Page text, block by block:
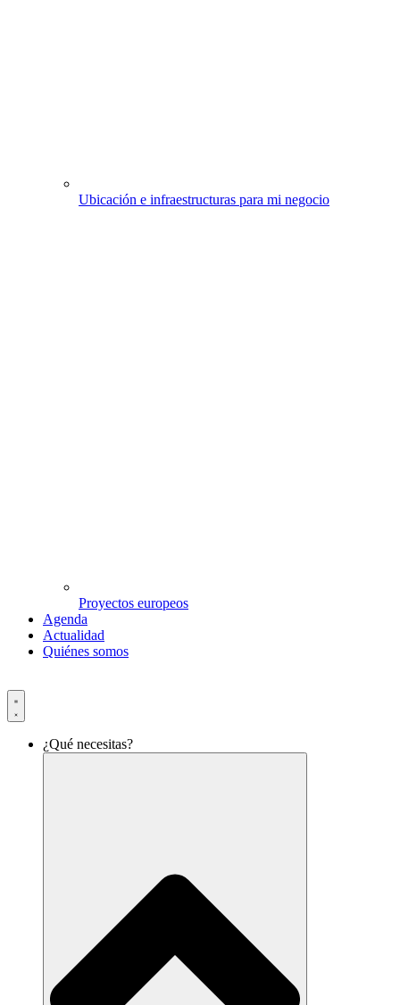
Ubicación e infraestructuras para mi negocio
Proyectos europeos
Agenda
Actualidad
Quiénes somos
¿Qué necesitas?